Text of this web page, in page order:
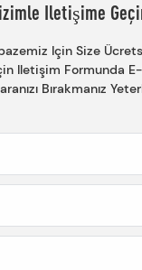
Iletişime
Için Size
Iletişim Formunda
Bırakmanız